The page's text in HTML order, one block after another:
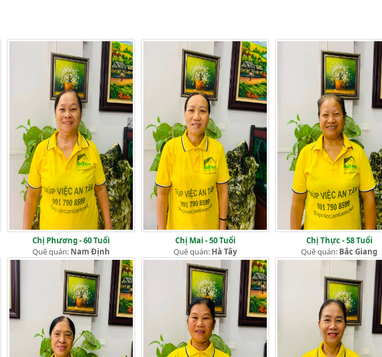
Chị Phương - 60 Tuổi
Quê quán: Nam Định
Chị Mai - 50 Tuổi
Quê quán: Hà Tây
Chị Thực - 58 Tuổi
Quê quán: Bắc Giang